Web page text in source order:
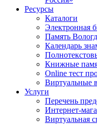
Ресурсы
Каталоги
Электронная
Память
Календарь
Книжные
Online тест
Виртуальные
Услуги
Перечень
Интернет-
Виртуальная